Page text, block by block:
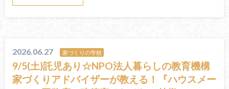
2026.06.27 家づくりの学校
9/5(土)託児あり☆NPO法人暮らしの教育機構
家づくりアドバイザーが教える！『ハウスメー